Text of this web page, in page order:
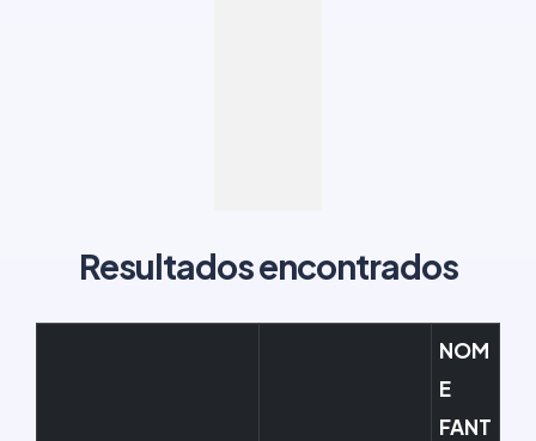
Resultados encontrados
NOM
E
FANT